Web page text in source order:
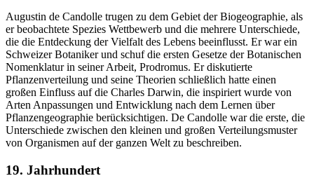
Augustin de Candolle trugen zu dem Gebiet der Biogeographie, als
er beobachtete Spezies Wettbewerb und die mehrere Unterschiede,
die die Entdeckung der Vielfalt des Lebens beeinflusst. Er war ein
Schweizer Botaniker und schuf die ersten Gesetze der Botanischen
Nomenklatur in seiner Arbeit, Prodromus. Er diskutierte
Pflanzenverteilung und seine Theorien schließlich hatte einen
großen Einfluss auf die Charles Darwin, die inspiriert wurde von
Arten Anpassungen und Entwicklung nach dem Lernen über
Pflanzengeographie berücksichtigen. De Candolle war die erste, die
Unterschiede zwischen den kleinen und großen Verteilungsmuster
von Organismen auf der ganzen Welt zu beschreiben.
19. Jahrhundert